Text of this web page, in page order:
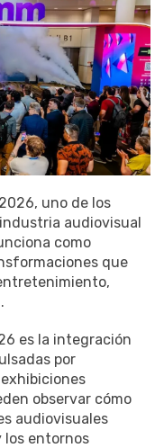
uno de los
audiovisual
como
que
es la integración
por
observar cómo
audiovisuales
los entornos